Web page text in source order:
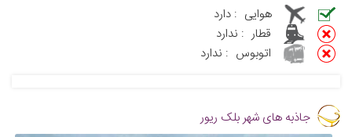
هوایی : دارد
قطار : ندارد
اتوبوس : ندارد
جاذبه های شهر بلک ریور